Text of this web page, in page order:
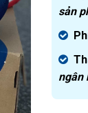
sản
ngân